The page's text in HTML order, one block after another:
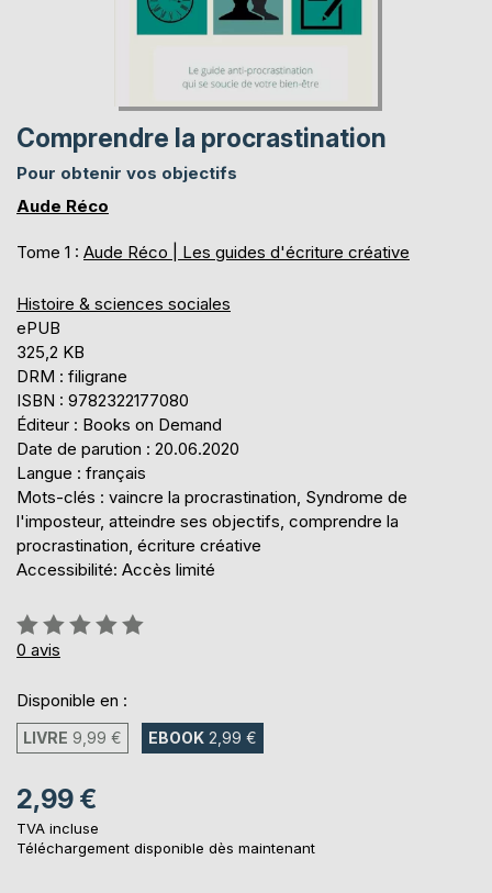
Comprendre la procrastination
Pour obtenir vos objectifs
Aude Réco
Tome 1 : Aude Réco | Les guides d'écriture créative
Histoire & sciences sociales
ePUB
325,2 KB
DRM : filigrane
ISBN : 9782322177080
Éditeur : Books on Demand
Date de parution : 20.06.2020
Langue : français
Mots-clés : vaincre la procrastination, Syndrome de
l'imposteur, atteindre ses objectifs, comprendre la
procrastination, écriture créative
Accessibilité: Accès limité
Évaluation:
0%
0 avis
Disponible en :
LIVRE 9,99 € EBOOK 2,99 €
2,99 €
TVA incluse
Téléchargement disponible dès maintenant